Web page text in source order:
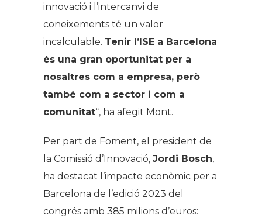
innovació i l’intercanvi de
coneixements té un valor
incalculable. Tenir l’ISE a Barcelona
és una gran oportunitat per a
nosaltres com a empresa, però
també com a sector i com a
comunitat“, ha afegit Mont.
Per part de Foment, el president de
la Comissió d’Innovació, Jordi Bosch,
ha destacat l’impacte econòmic per a
Barcelona de l’edició 2023 del
congrés amb 385 milions d’euros: